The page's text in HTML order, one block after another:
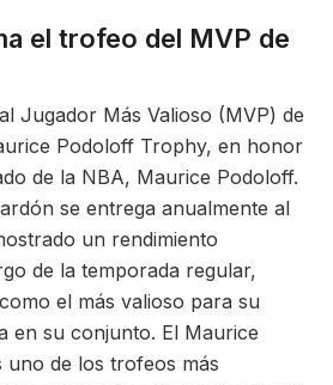
el trofeo del MVP de
Jugador Más Valioso (MVP) de
Podoloff Trophy, en honor
de la NBA, Maurice Podoloff.
se entrega anualmente al
un rendimiento
de la temporada regular,
el más valioso para su
en su conjunto. El Maurice
de los trofeos más